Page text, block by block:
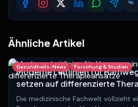
Ähnliche Artikel
Gesundheits-News Forschung & Studien
Moderne Leitlinien für
setzen auf differenzierte
Die medizinische Fachwelt vollzieht